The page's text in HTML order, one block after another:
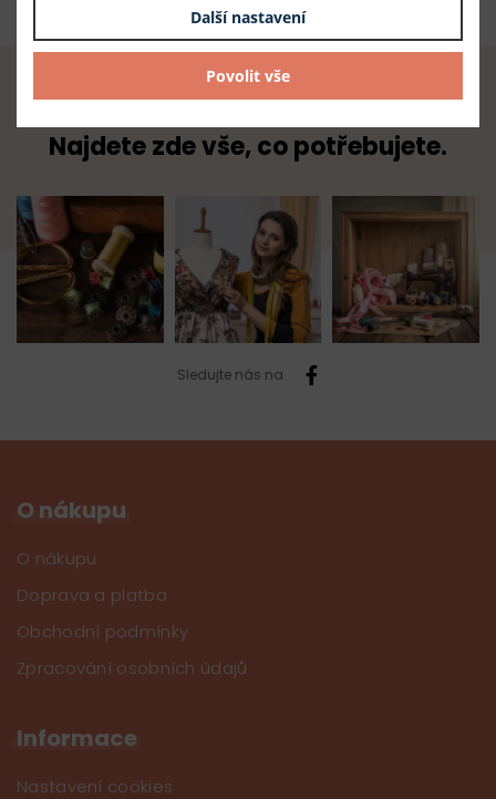
Najdete zde vše, co potřebujete.
Sledujte nás na
O nákupu
O nákupu
Doprava a platba
Obchodní podmínky
Zpracování osobních údajů
Informace
Nastavení cookies
Další nastavení
Povolit vše